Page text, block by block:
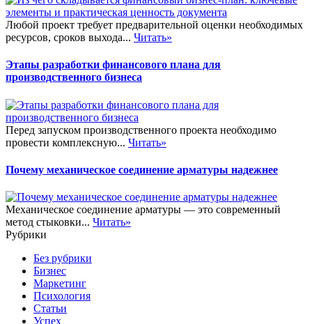
Любой проект требует предварительной оценки необходимых
ресурсов, сроков выхода... Читать»
Этапы разработки финансового плана для
производственного бизнеса
Перед запуском производственного проекта необходимо
провести комплексную... Читать»
Почему механическое соединение арматуры надежнее
Механическое соединение арматуры — это современный
метод стыковки... Читать»
Рубрики
Без рубрики
Бизнес
Маркетинг
Психология
Статьи
Успех